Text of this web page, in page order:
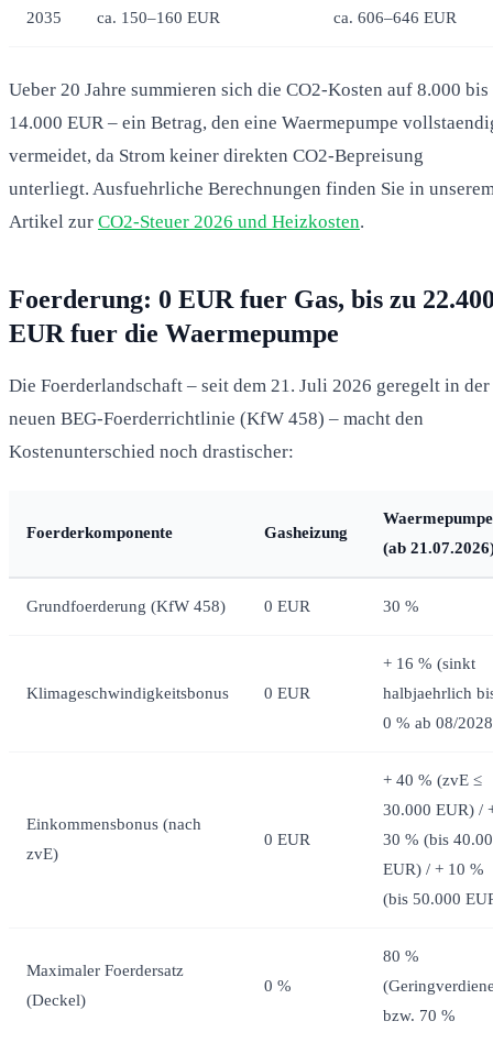
2035 ca. 150–160 EUR ca. 606–646 EUR
Ueber 20 Jahre summieren sich die CO2-Kosten auf 8.000 bis
14.000 EUR – ein Betrag, den eine Waermepumpe
vermeidet, da Strom keiner direkten CO2-Bepreisung
unterliegt. Ausfuehrliche Berechnungen finden Sie in
Artikel zur CO2-Steuer 2026 und Heizkosten.
Foerderung: 0 EUR fuer Gas, bis zu
EUR fuer die Waermepumpe
Die Foerderlandschaft – seit dem 21. Juli 2026 geregelt in der
neuen BEG-Foerderrichtlinie (KfW 458) – macht den
Kostenunterschied noch drastischer:
Foerderkomponente Gasheizung
Waermepumpe
(ab
Grundfoerderung (KfW 458) 0 EUR 30 %
Klimageschwindigkeitsbonus 0 EUR
+ 16 % (sinkt
halbjaehrlich
0 % ab 08/
Einkommensbonus (nach
zvE)
0 EUR
+ 40 % (zvE ≤
30.000 EUR) /
30 % (bis
EUR) / + 10 %
(bis 50.000
Maximaler Foerdersatz
(Deckel)
0 %
80 %
bzw. 70 %